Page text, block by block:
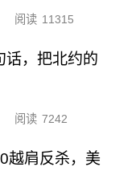
阅读 11315
话，把北约的
阅读 7242
越肩反杀，美